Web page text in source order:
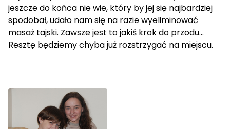
jeszcze do końca nie wie, który by jej się najbardziej
spodobał, udało nam się na razie wyeliminować
masaż tajski. Zawsze jest to jakiś krok do przodu...
Resztę będziemy chyba już rozstrzygać na miejscu.